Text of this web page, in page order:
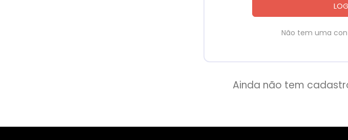
Não tem uma
Ainda não tem